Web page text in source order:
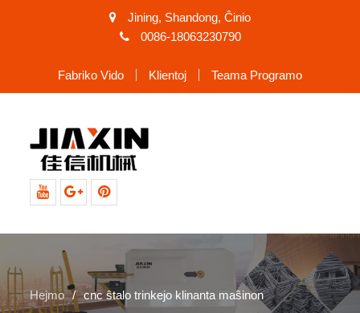
Jining, Shandong, Ĉinio
0086-18063230790
Fabriko Vido Klientoj Teama Programo
Hejmo cnc ŝtalo trinkejo klinanta maŝinon